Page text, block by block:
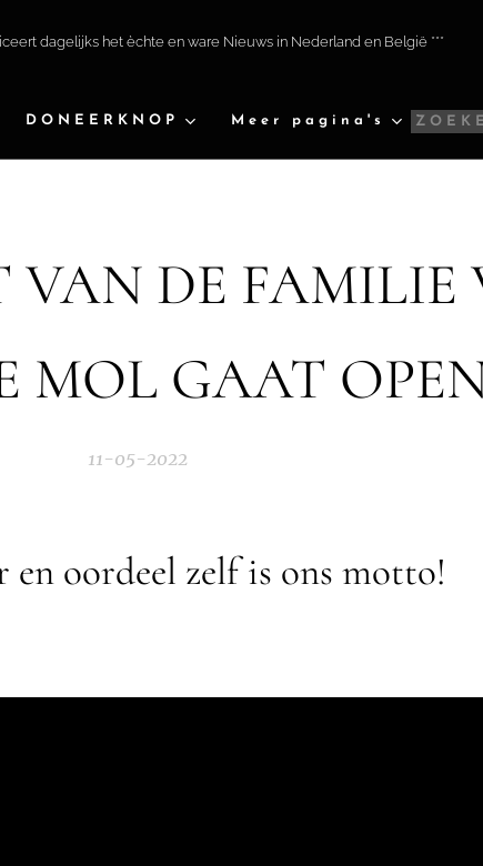
dagelijks het èchte en ware Nieuws in Nederland en België ***
DONEERKNOP Meer pagina's
VAN DE FAMILIE
MOL GAAT
11-05-2022
oordeel zelf is ons motto!